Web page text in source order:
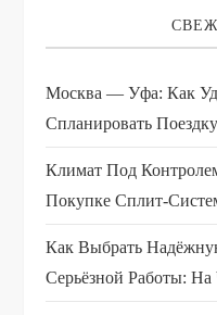
Москва — Уфа: Как
Спланировать Поездку
Климат Под
Покупке Сплит-
Как Выбрать
Серьёзной Работы: